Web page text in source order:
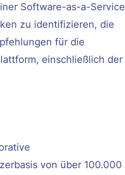
Software-as-a-Service
zu identifizieren, die
für die
einschließlich der
von über 100.000